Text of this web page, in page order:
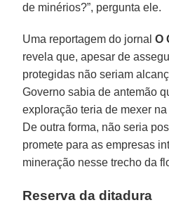
de minérios?”, pergunta ele.
Uma reportagem do jornalO
revela que, apesar de
protegidas não seriam
Governo sabia de antemão
exploração teria de mexer na
De outra forma, não seria
promete para as empresas
mineração nesse trecho da
Reserva da ditadura